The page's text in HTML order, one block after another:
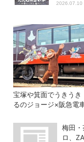
2026.07.10
宝塚や箕面でうきうき
るのジョージ×阪急電
露目！マルーンの制服
戸・宝塚・京都各線に
梅田
ロ、